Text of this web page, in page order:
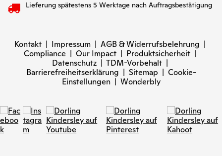
Lieferung spätestens 5 Werktage nach Auftragsbestätigung
Kontakt | Impressum | AGB & Widerrufsbelehrung |
Compliance | Our Impact | Produktsicherheit |
Datenschutz | TDM-Vorbehalt |
Barrierefreiheitserklärung | Sitemap | Cookie-
Einstellungen| Wonderbly